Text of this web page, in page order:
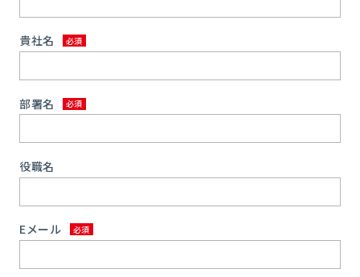
貴社名
部署名
役職名
Eメール